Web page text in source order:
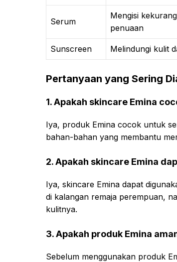
Serum
Mengisi
penuaan
Sunscreen Melindungi kulit
Pertanyaan yang Sering
1. Apakah skincare Emina
Iya, produk Emina cocok untuk
bahan-bahan yang membantu
2. Apakah skincare Emina
Iya, skincare Emina dapat
di kalangan remaja perempuan,
kulitnya.
3. Apakah produk Emina
Sebelum menggunakan produk